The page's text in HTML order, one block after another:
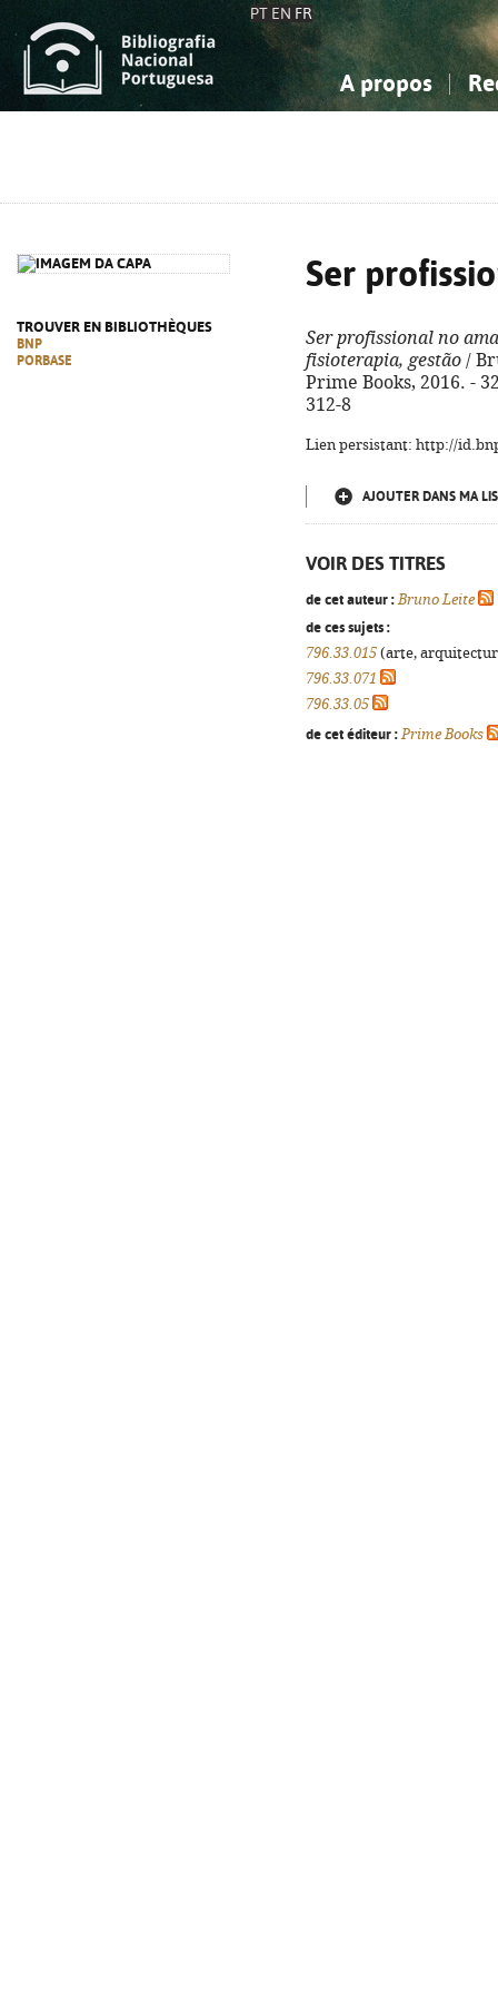
PT EN FR
A propos
TROUVER EN BIBLIOTHÈQUES
BNP
PORBASE
Ser
Ser profissional no
fisioterapia, gestão /
Prime Books, 2016. -
312-8
Lien persistant: http://
AJOUTER DANS MA
VOIR DES TITRES
de cet auteur : Bruno Leite
de ces sujets :
796.33.015 (arte,
796.33.071
796.33.05
de cet éditeur : Prime Books